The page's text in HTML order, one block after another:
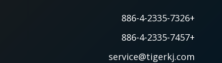
+886-4-2335-7326
+886-4-2335-7457
service@tigerkj.com